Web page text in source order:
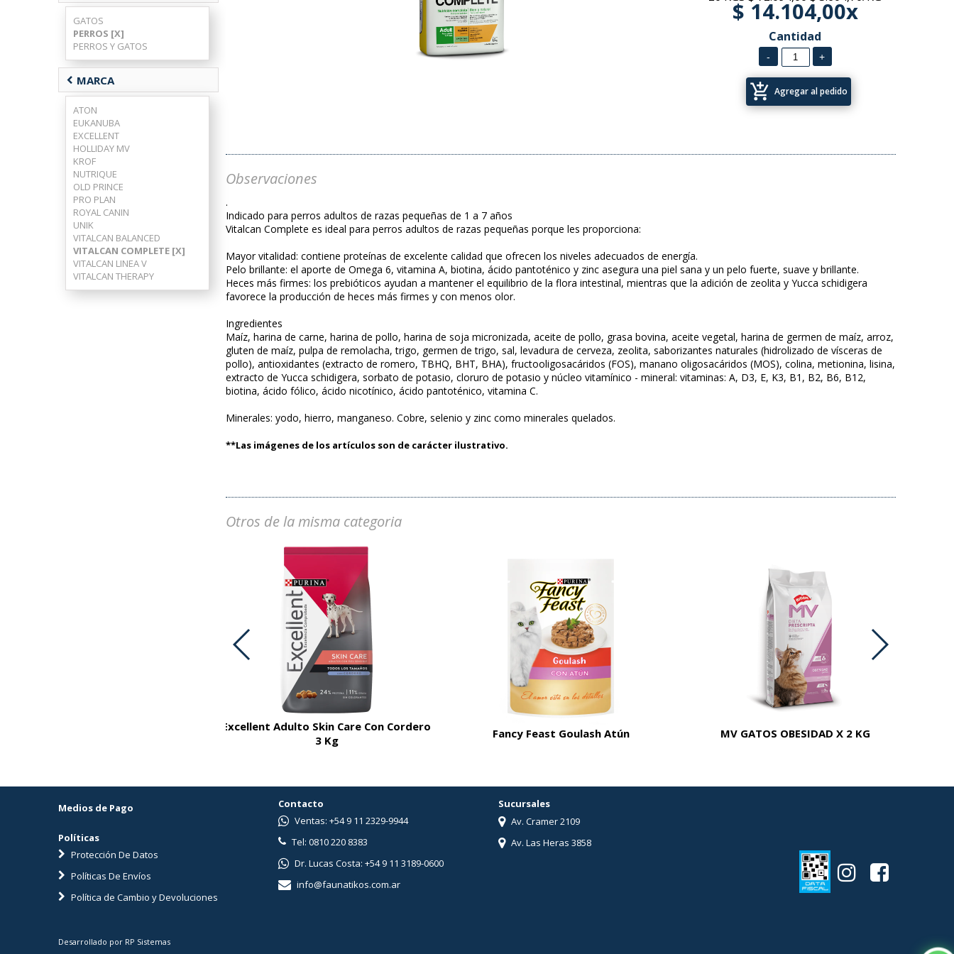
GATOS
PERROS [X]
PERROS Y GATOS
chevron_left MARCA
ATON
EUKANUBA
EXCELLENT
HOLLIDAY MV
KROF
NUTRIQUE
OLD PRINCE
PRO PLAN
ROYAL CANIN
UNIK
VITALCAN BALANCED
VITALCAN COMPLETE [X]
VITALCAN LINEA V
VITALCAN THERAPY
$ 14.104,00x
Cantidad
add_shopping_cart Agregar al pedido
Observaciones
.
Indicado para perros adultos de razas pequeñas de 1 a 7 años
Vitalcan Complete es ideal para perros adultos de razas pequeñas porque les proporciona:
Mayor vitalidad: contiene proteínas de excelente calidad que ofrecen los niveles adecuados de energía.
Pelo brillante: el aporte de Omega 6, vitamina A, biotina, ácido pantoténico y zinc asegura una piel sana y un pelo fuerte, suave y brillante.
Heces más firmes: los prebióticos ayudan a mantener el equilibrio de la flora intestinal, mientras que la adición de zeolita y Yucca schidigera
favorece la producción de heces más firmes y con menos olor.
Ingredientes
Maíz, harina de carne, harina de pollo, harina de soja micronizada, aceite de pollo, grasa bovina, aceite vegetal, harina de germen de maíz, arroz,
gluten de maíz, pulpa de remolacha, trigo, germen de trigo, sal, levadura de cerveza, zeolita, saborizantes naturales (hidrolizado de vísceras de
pollo), antioxidantes (extracto de romero, TBHQ, BHT, BHA), fructooligosacáridos (FOS), manano oligosacáridos (MOS), colina, metionina, lisina,
extracto de Yucca schidigera, sorbato de potasio, cloruro de potasio y núcleo vitamínico - mineral: vitaminas: A, D3, E, K3, B1, B2, B6, B12,
biotina, ácido fólico, ácido nicotínico, ácido pantoténico, vitamina C.
Minerales: yodo, hierro, manganeso. Cobre, selenio y zinc como minerales quelados.
**Las imágenes de los artículos son de carácter ilustrativo.
Otros de la misma categoria
Excellent Adulto Skin Care Con Cordero
3 Kg
Fancy Feast Goulash Atún MV GATOS OBESIDAD X 2 KG
Medios de Pago
Políticas
Protección De Datos
Políticas De Envíos
Política de Cambio y Devoluciones
Desarrollado por RP Sistemas
Contacto
Ventas: +54 9 11 2329-9944
Tel: 0810 220 8383
Dr. Lucas Costa: +54 9 11 3189-0600
info@faunatikos.com.ar
Sucursales
Av. Cramer 2109
Av. Las Heras 3858